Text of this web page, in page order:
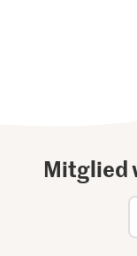
Mitglied